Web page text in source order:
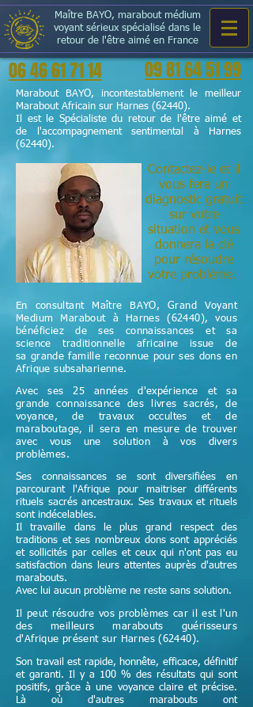
Maître BAYO, marabout médium
voyant sérieux spécialisé dans le
retour de l'être aimé en France
06 46 61 71 14 09 81 64 51 99
Marabout BAYO, incontestablement le meilleur
Marabout Africain sur Harnes (62440).
Il est le Spécialiste du retour de l'être aimé et
de l'accompagnement sentimental à Harnes
(62440).
Contactez-le et il
vous fera un
diagnostic gratuit
sur votre
situation et vous
donnera la clé
pour résoudre
votre problème.
En consultant Maître BAYO, Grand Voyant
Medium Marabout à Harnes (62440), vous
bénéficiez de ses connaissances et sa
sciencetraditionnelle africaine issue de
sa grande famille reconnue pour ses dons en
Afrique subsaharienne.
Avec ses 25 années d'expérience et sa
grande connaissance des livres sacrés, de
voyance, de travaux occultes et de
maraboutage, il sera en mesure de trouver
avec vous une solution à vos divers
problèmes.
Ses connaissances se sont diversifiées en
parcourant l'Afrique pour maitriser différents
rituels sacrés ancestraux. Ses travaux et rituels
sont indécelables.
Il travaille dans le plus grand respect des
traditions et ses nombreux dons sont appréciés
et sollicités par celles et ceux qui n'ont pas eu
satisfaction dans leurs attentes auprès d'autres
marabouts.
Avec lui aucun problème ne reste sans solution.
Il peut résoudre vos problèmes car il est l'un
des meilleurs marabouts guérisseurs
d'Afrique présent sur Harnes (62440).
Son travail est rapide, honnête, efficace, définitif
et garanti. Il y a 100 % des résultats qui sont
positifs, grâce à une voyance claire et précise.
Là où d'autres marabouts ont